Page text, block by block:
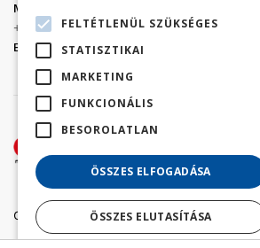
Megrendelés, termék információ:
+36 (70) 938-3356
E-mail:
golfaruhaz@gmail.com
Copyright © 2022 Golfker Kft. - Minden
FELTÉTLENÜL SZÜKSÉGES
STATISZTIKAI
MARKETING
FUNKCIONÁLIS
BESOROLATLAN
ÖSSZES ELFOGADÁSA
ÖSSZES ELUTASÍTÁSA